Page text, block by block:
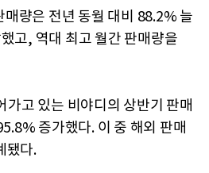
량은 전년 동월 대비 88.2% 늘
고, 역대 최고 월간 판매량을
가고 있는 비야디의 상반기 판매
증가했다. 이 중 해외 판매
됐다.